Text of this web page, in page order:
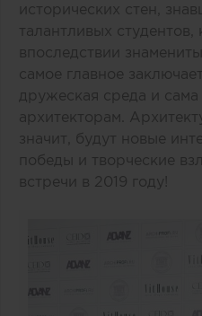
исторических стен,
талантливых студентов,
впоследствии
самое главное
дружеская среда и
архитекторам.
значит, будут новые
победы и творческие
встречи в 2019 году!